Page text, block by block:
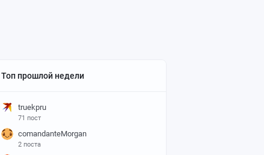
Топ прошлой недели
truekpru
71 пост
comandanteMorgan
2 поста